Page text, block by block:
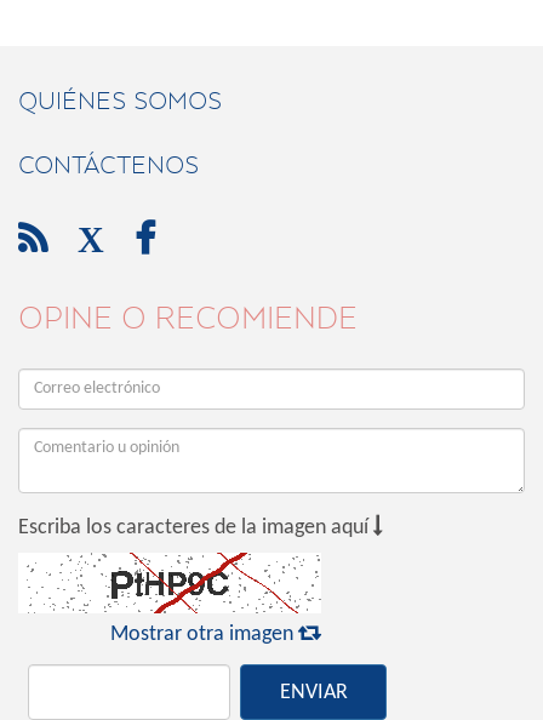
QUIÉNES SOMOS
CONTÁCTENOS
 X 
OPINE O RECOMIENDE
Escriba los caracteres de la imagen aquí 
Mostrar otra imagen 
ENVIAR